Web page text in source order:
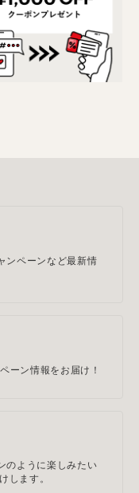
ンペーンなど最新情
ーン情報をお届け！
のように楽しみたい
します。